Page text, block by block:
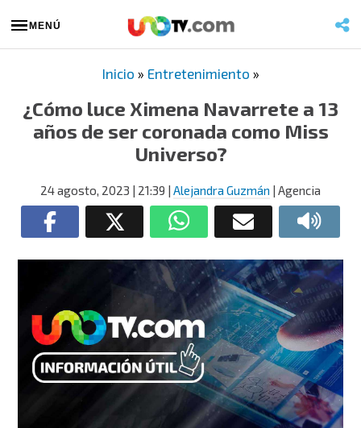
MENÚ
Inicio » Entretenimiento »
¿Cómo luce Ximena Navarrete a 13
años de ser coronada como Miss
Universo?
24 agosto, 2023 | 21:39 | Alejandra Guzmán | Agencia